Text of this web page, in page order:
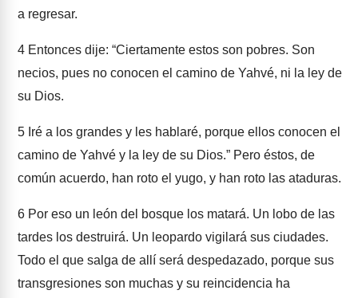
a regresar.
4 Entonces dije: “Ciertamente estos son pobres. Son
necios, pues no conocen el camino de Yahvé, ni la ley de
su Dios.
5 Iré a los grandes y les hablaré, porque ellos conocen el
camino de Yahvé y la ley de su Dios.” Pero éstos, de
común acuerdo, han roto el yugo, y han roto las ataduras.
6 Por eso un león del bosque los matará. Un lobo de las
tardes los destruirá. Un leopardo vigilará sus ciudades.
Todo el que salga de allí será despedazado, porque sus
transgresiones son muchas y su reincidencia ha